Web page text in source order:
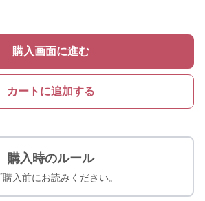
購入画面に進む
カートに追加する
購入時のルール
購入前にお読みください。